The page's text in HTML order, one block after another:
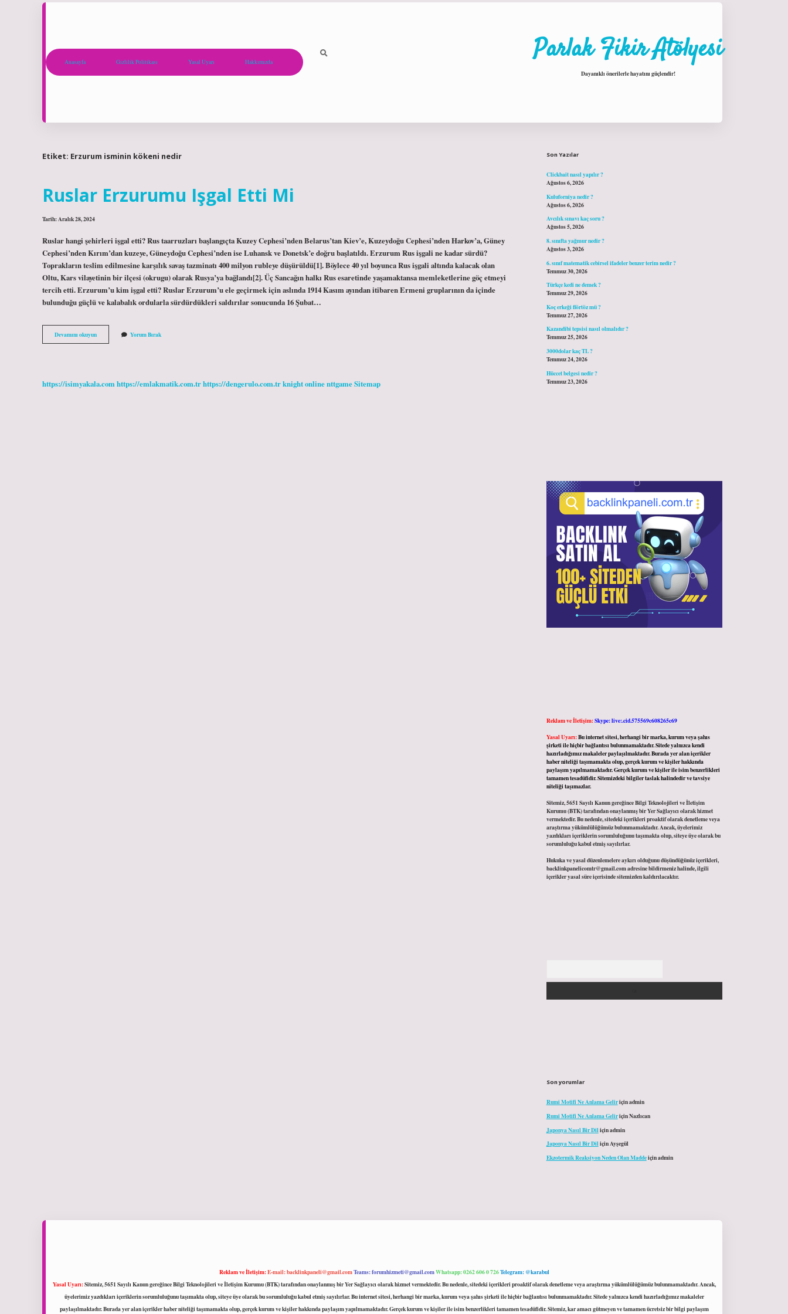
Anasayfa Gizlilik Politikası Yasal Uyarı Hakkımızda Parlak Fikir Atölyesi
Dayanıklı önerilerle hayatını güçlendir!
Etiket: Erzurum isminin kökeni nedir
Ruslar Erzurumu Işgal Etti Mi
Tarih: Aralık 28, 2024
Ruslar hangi şehirleri işgal etti? Rus taarruzları başlangıçta Kuzey Cephesi’nden Belarus’tan Kiev’e, Kuzeydoğu Cephesi’nden Harkov’a, Güney
Cephesi’nden Kırım’dan kuzeye, Güneydoğu Cephesi’nden ise Luhansk ve Donetsk’e doğru başlatıldı. Erzurum Rus işgali ne kadar sürdü?
Toprakların teslim edilmesine karşılık savaş tazminatı 400 milyon rubleye düşürüldü[1]. Böylece 40 yıl boyunca Rus işgali altında kalacak olan
Oltu, Kars vilayetinin bir ilçesi (okrugu) olarak Rusya’ya bağlandı[2]. Üç Sancağın halkı Rus esaretinde yaşamaktansa memleketlerine göç etmeyi
tercih etti. Erzurum’u kim işgal etti? Ruslar Erzurum’u ele geçirmek için aslında 1914 Kasım ayından itibaren Ermeni gruplarının da içinde
bulunduğu güçlü ve kalabalık ordularla sürdürdükleri saldırılar sonucunda 16 Şubat…
Devamını okuyunRuslar
Erzurumu
Yorum Bırak
https://isimyakala.comhttps://emlakmatik.com.trhttps://dengerulo.com.trknight onlinenttgameSitemap
Son Yazılar
Clickbait nasıl yapılır ?
Ağustos 6, 2026
Kuluforniya nedir ?
Ağustos 6, 2026
Avcılık sınavı kaç soru ?
Ağustos 5, 2026
8. sınıfta yağmur nedir ?
Ağustos 3, 2026
6. sınıf matematik cebirsel ifadeler benzer terim nedir ?
Temmuz 30, 2026
Türkçe kedi ne demek ?
Temmuz 29, 2026
Koç erkeği flörtöz mü ?
Temmuz 27, 2026
Kazandibi tepsisi nasıl olmalıdır ?
Temmuz 25, 2026
3000dolar kaç TL ?
Temmuz 24, 2026
Hüccet belgesi nedir ?
Temmuz 23, 2026
Reklam ve İletişim:Skype: live:.cid.575569c608265c69
Yasal Uyarı:Bu internet sitesi, herhangi bir marka, kurum veya şahıs
şirketi ile hiçbir bağlantısı bulunmamaktadır. Sitede yalnızca kendi
hazırladığımız makaleler paylaşılmaktadır. Burada yer alan içerikler
haber niteliği taşımamakta olup, gerçek kurum ve kişiler hakkında
paylaşım yapılmamaktadır. Gerçek kurum ve kişiler ile isim benzerlikleri
tamamen tesadüfidir. Sitemizdeki bilgiler taslak halindedir ve tavsiye
niteliği taşımazlar.
Sitemiz, 5651 Sayılı Kanun gereğince Bilgi Teknolojileri ve İletişim
Kurumu (BTK) tarafından onaylanmış bir Yer Sağlayıcı olarak hizmet
vermektedir. Bu nedenle, sitedeki içerikleri proaktif olarak denetleme veya
araştırma yükümlülüğümüz bulunmamaktadır. Ancak, üyelerimiz
yazdıkları içeriklerin sorumluluğunu taşımakta olup, siteye üye olarak bu
sorumluluğu kabul etmiş sayılırlar.
Hukuka ve yasal düzenlemelere aykırı olduğunu düşündüğünüz içerikleri,
backlinkpanelicomtr@gmail.comadresine bildirmeniz halinde, ilgili
içerikler yasal süre içerisinde sitemizden kaldırılacaktır.
Son yorumlar
Rumi Motifi Ne Anlama Geliriçinadmin
Rumi Motifi Ne Anlama GeliriçinNazlıcan
Japonya Nasıl Bir Dil içinadmin
Japonya Nasıl Bir DiliçinAyşegül
Ekzotermik Reaksiyon Neden Olan Maddeiçinadmin
Reklam ve İletişim:E-mail:backlinkpaneli@gmail.comTeams:forumhizmeti@gmail.comWhatsapp: 0262 606 0 726Telegram: @karabul
Yasal Uyarı:Sitemiz, 5651 Sayılı Kanun gereğince Bilgi Teknolojileri ve İletişim Kurumu (BTK) tarafından onaylanmış bir Yer Sağlayıcı olarak hizmet vermektedir. Bu nedenle, sitedeki içerikleri proaktif olarak denetleme veya araştırma yükümlülüğümüz bulunmamaktadır. Ancak,
üyelerimiz yazdıkları içeriklerin sorumluluğunu taşımakta olup, siteye üye olarak bu sorumluluğu kabul etmiş sayılırlar. Bu internet sitesi, herhangi bir marka, kurum veya şahıs şirketi ile hiçbir bağlantısı bulunmamaktadır. Sitede yalnızca kendi hazırladığımız makaleler
paylaşılmaktadır. Burada yer alan içerikler haber niteliği taşımamakta olup, gerçek kurum ve kişiler hakkında paylaşım yapılmamaktadır. Gerçek kurum ve kişiler ile isim benzerlikleri tamamen tesadüfidir. Sitemiz, kar amacı gütmeyen ve tamamen ücretsiz bir bilgi paylaşım